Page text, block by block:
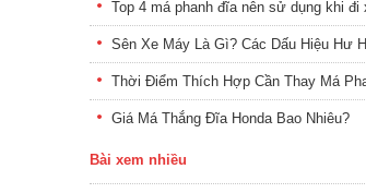
Top 4 má phanh đĩa nên sử dụng khi đi
Sên Xe Máy Là Gì? Các Dấu Hiệu Hư
Thời Điểm Thích Hợp Cần Thay Má
Giá Má Thắng Đĩa Honda Bao Nhiêu?
Bài xem nhiều